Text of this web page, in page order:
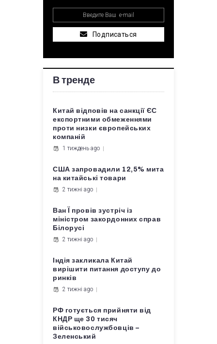
Подписаться
В тренде
Китай відповів на санкції ЄС
експортними обмеженнями
проти низки європейських
компаній
1 тиждень ago
США запровадили 12,5% мита
на китайські товари
2 тижні ago
Ван Ї провів зустріч із
міністром закордонних справ
Білорусі
2 тижні ago
Індія закликала Китай
вирішити питання доступу до
ринків
2 тижні ago
РФ готується прийняти від
КНДР ще 30 тисяч
військовослужбовців –
Зеленський